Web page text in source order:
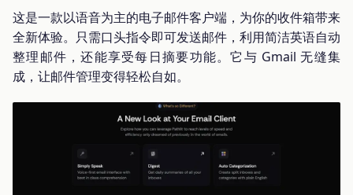
这是一款以语音为主的电子邮件客户端，为你的收件箱带来
全新体验。只需口头指令即可发送邮件，利用简洁英语自动
整理邮件，还能享受每日摘要功能。它与 Gmail 无缝集
成，让邮件管理变得轻松自如。